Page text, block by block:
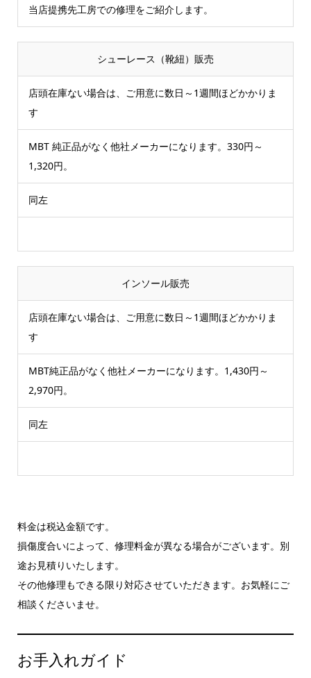
当店提携先工房での修理をご紹介します。
シューレース（靴紐）販売
店頭在庫ない場合は、ご用意に数日～1週間ほどかかりま
す
MBT 純正品がなく他社メーカーになります。330円～
1,320円。
同左
インソール販売
店頭在庫ない場合は、ご用意に数日～1週間ほどかかりま
す
MBT純正品がなく他社メーカーになります。1,430円～
2,970円。
同左
料金は税込金額です。
損傷度合いによって、修理料金が異なる場合がございます。別
途お見積りいたします。
その他修理もできる限り対応させていただきます。お気軽にご
相談くださいませ。
お手入れガイド